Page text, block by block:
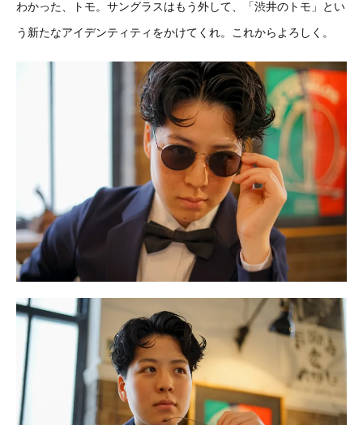
わかった、トモ。サングラスはもう外して、「渋井のトモ」とい
う新たなアイデンティティをかけてくれ。これからよろしく。